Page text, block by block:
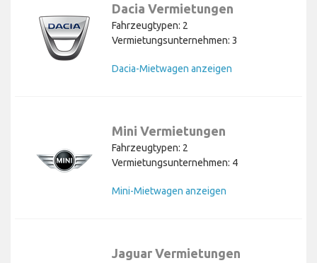
Dacia Vermietungen
Fahrzeugtypen: 2
Vermietungsunternehmen: 3
Dacia-Mietwagen anzeigen
Mini Vermietungen
Fahrzeugtypen: 2
Vermietungsunternehmen: 4
Mini-Mietwagen anzeigen
Jaguar Vermietungen